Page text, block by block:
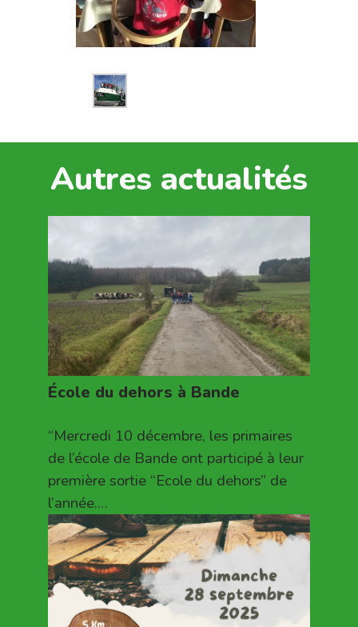
Autres actualités
École du dehors à Bande
“Mercredi 10 décembre, les primaires
de l’école de Bande ont participé à leur
première sortie “Ecole du dehors” de
l’année.…